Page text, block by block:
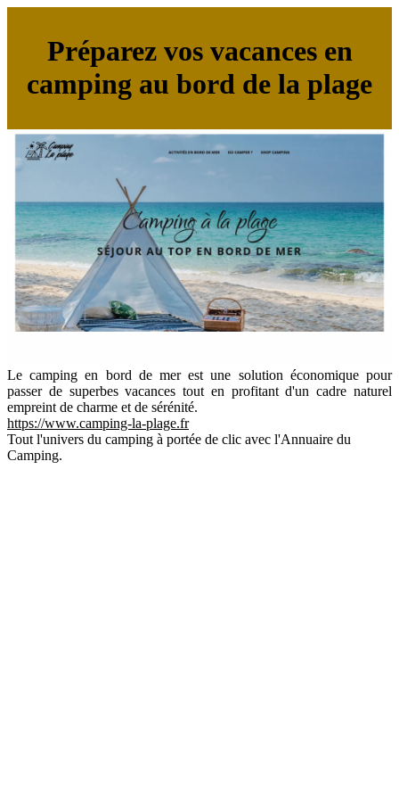
Préparez vos vacances en
camping au bord de la plage
Le camping en bord de mer est une solution économique pour
passer de superbes vacances tout en profitant d'un cadre naturel
empreint de charme et de sérénité.
https://www.camping-la-plage.fr
Tout l'univers du camping à portée de clic avec l'Annuaire du
Camping.